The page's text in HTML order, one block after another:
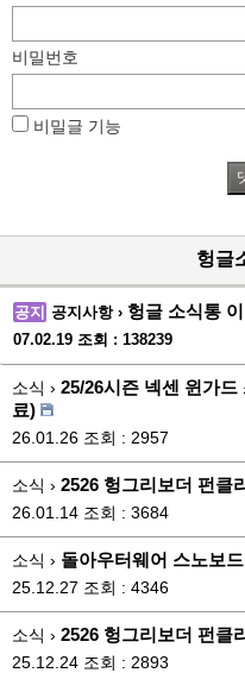
비밀번호
비밀글 기능
헝글
공지 공지사항 › 헝글 소식통
07.02.19 조회 : 138239
소식 › 25/26시즌 넥센 윈가
료)
26.01.26 조회 : 2957
소식 › 2526 헝그리보더 펀클
26.01.14 조회 : 3684
소식 › 돌아우터웨어 스노보
25.12.27 조회 : 4346
소식 › 2526 헝그리보더 펀클
25.12.24 조회 : 2893